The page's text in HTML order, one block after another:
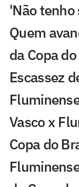
'Não
Quem
da Copa
Escassez
Vasco x
Copa do